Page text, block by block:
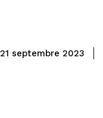
21 septembre 2023